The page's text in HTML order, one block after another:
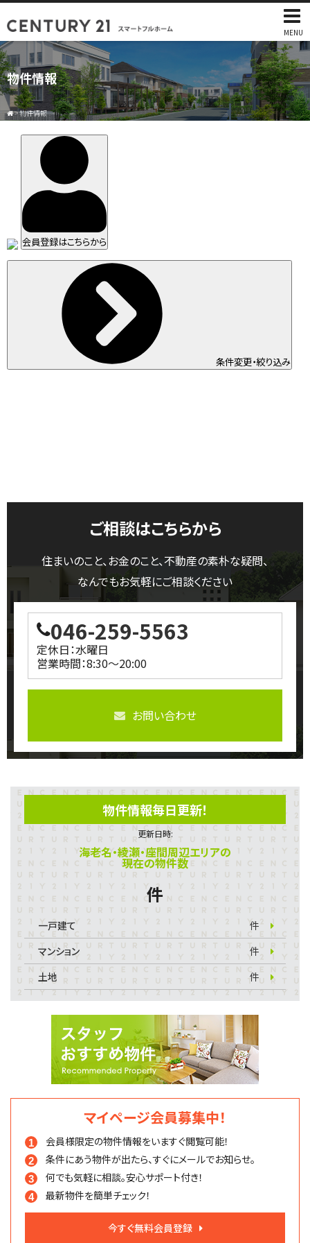
MENU
物件情報
>物件情報
会員登録はこちらから
条件変更・絞り込み
ご相談はこちらから
住まいのこと、お金のこと、不動産の素朴な疑問、
なんでもお気軽にご相談ください
046-259-5563
定休日：水曜日
営業時間：8:30～20:00
お問い合わせ
物件情報毎日更新！
更新日時:
海老名・綾瀬・座間周辺エリアの
現在の物件数
件
一戸建て
件
マンション
件
土地
件
マイページ会員募集中！
会員様限定の物件情報をいますぐ閲覧可能！
条件にあう物件が出たら、すぐにメールでお知らせ。
何でも気軽に相談。安心サポート付き！
最新物件を簡単チェック！
今すぐ無料会員登録